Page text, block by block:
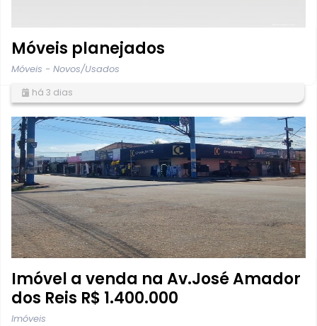
Móveis planejados
Móveis - Novos/Usados
há 3 dias
Imóvel a venda na Av.José Amador
dos Reis R$ 1.400.000
Imóveis